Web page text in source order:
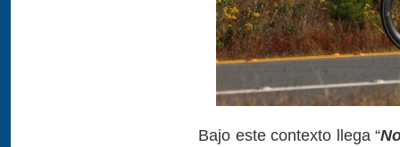
Bajo este contexto llega “